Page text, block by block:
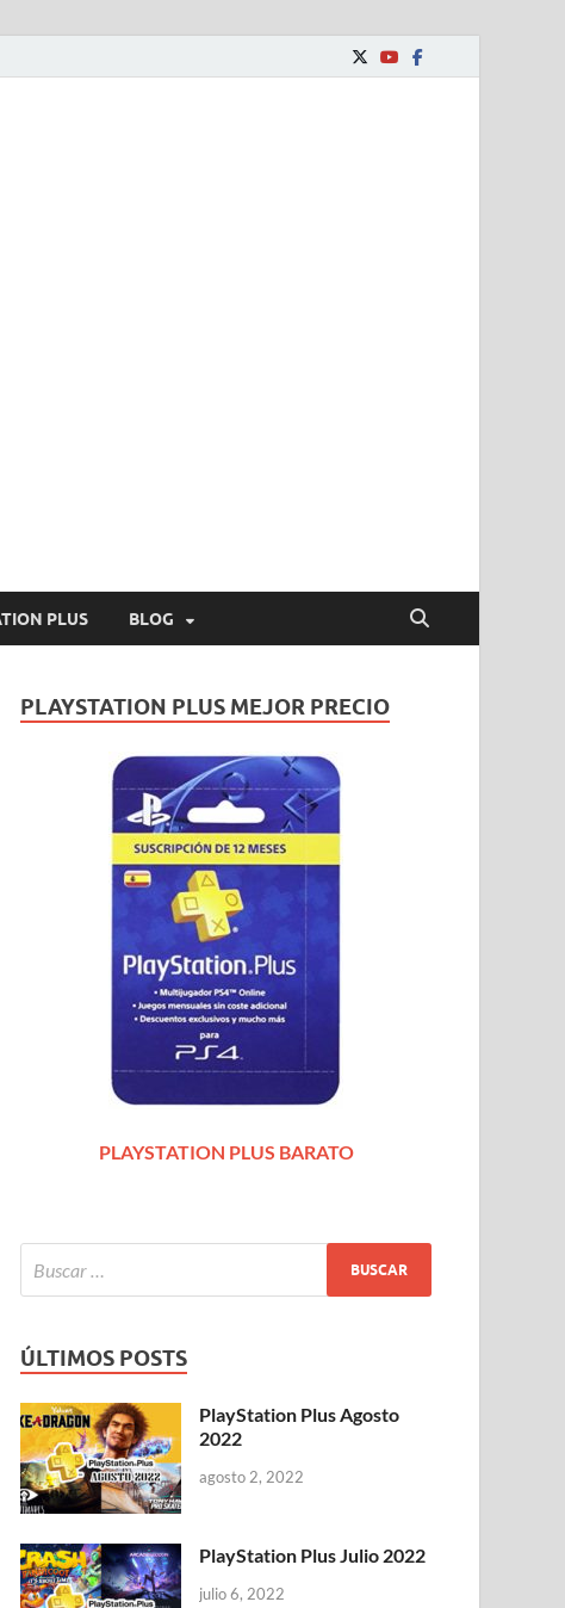
PLUS BLOG
PLAYSTATION PLUS MEJOR PRECIO
PLAYSTATION PLUS BARATO
ÚLTIMOS POSTS
PlayStation Plus Agosto
2022
agosto 2, 2022
PlayStation Plus Julio 2022
julio 6, 2022